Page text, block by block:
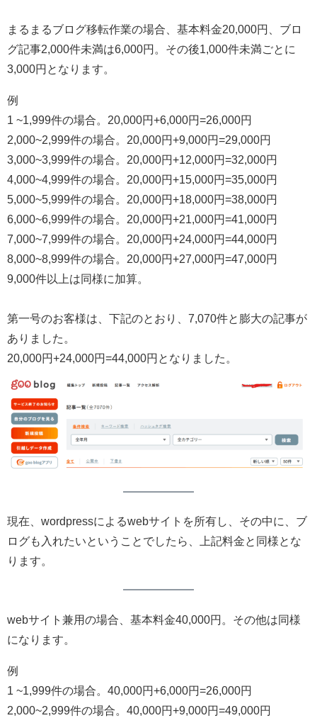
まるまるブログ移転作業の場合、基本料金20,000円、ブロ
グ記事2,000件未満は6,000円。その後1,000件未満ごとに
3,000円となります。
例
1 ~1,999件の場合。20,000円+6,000円=26,000円
2,000~2,999件の場合。20,000円+9,000円=29,000円
3,000~3,999件の場合。20,000円+12,000円=32,000円
4,000~4,999件の場合。20,000円+15,000円=35,000円
5,000~5,999件の場合。20,000円+18,000円=38,000円
6,000~6,999件の場合。20,000円+21,000円=41,000円
7,000~7,999件の場合。20,000円+24,000円=44,000円
8,000~8,999件の場合。20,000円+27,000円=47,000円
9,000件以上は同様に加算。
第一号のお客様は、下記のとおり、7,070件と膨大の記事が
ありました。
20,000円+24,000円=44,000円となりました。
現在、wordpressによるwebサイトを所有し、その中に、ブ
ログも入れたいということでしたら、上記料金と同様とな
ります。
webサイト兼用の場合、基本料金40,000円。その他は同様
になります。
例
1 ~1,999件の場合。40,000円+6,000円=26,000円
2,000~2,999件の場合。40,000円+9,000円=49,000円